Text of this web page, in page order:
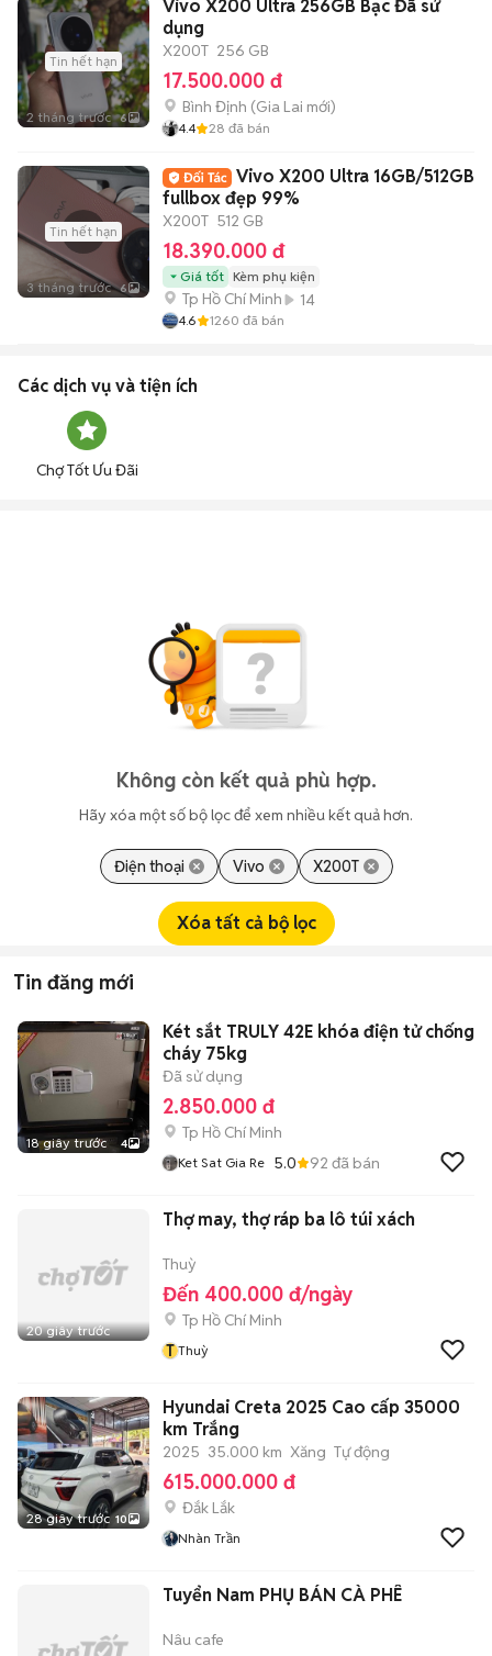
Tin hết hạn
2 tháng trước 6
Vivo X200 Ultra 256GB Bạc Đã sử
dụng
X200T 256 GB
17.500.000 đ
Bình Định (Gia Lai mới)
4.4 28 đã bán
Tin hết hạn
3 tháng trước 6
Vivo X200 Ultra 16GB/512GB
fullbox đẹp 99%
X200T 512 GB
18.390.000 đ
Giá tốt Kèm phụ kiện
Tp Hồ Chí Minh 14
4.6 1260 đã bán
Các dịch vụ và tiện ích
Chợ Tốt Ưu Đãi
Không còn kết quả phù hợp.
Hãy xóa một số bộ lọc để xem nhiều kết quả hơn.
Điện thoại Vivo X200T
Xóa tất cả bộ lọc
Tin đăng mới
18 giây trước 4
Két sắt TRULY 42E khóa điện tử chống
cháy 75kg
Đã sử dụng
2.850.000 đ
Tp Hồ Chí Minh
Ket Sat Gia Re 5.0 92 đã bán
20 giây trước
Thợ may, thợ ráp ba lô túi xách
Thuỳ
Đến 400.000 đ/ngày
Tp Hồ Chí Minh
T Thuỳ
28 giây trước 10
Hyundai Creta 2025 Cao cấp 35000
km Trắng
2025 35.000 km Xăng Tự động
615.000.000 đ
Đắk Lắk
Nhàn Trần
Tuyển Nam PHỤ BÁN CÀ PHÊ
Nâu cafe